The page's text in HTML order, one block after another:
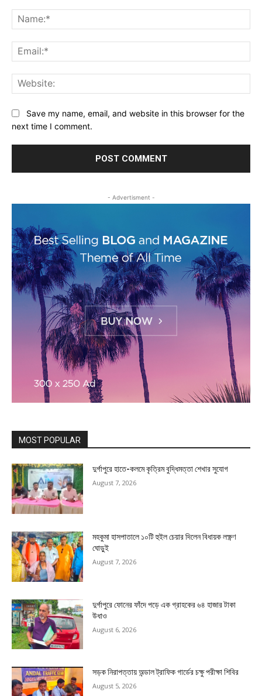
Save my name, email, and website in this browser for the
next time I comment.
- Advertisment -
MOST POPULAR
দুর্গাপুরে হাতে-কলমে কৃত্রিম বুদ্ধিমত্তা শেখার সুযোগ
August 7, 2026
মহকুমা হাসপাতালে ১০টি হুইল চেয়ার দিলেন বিধায়ক লক্ষ্ণণ
ঘোড়ুই
August 7, 2026
দুর্গাপুরে ফোনের ফাঁদে পড়ে এক গ্রাহকের ৬৪ হাজার টাকা
উধাও
August 6, 2026
সড়ক নিরাপত্তায় অন্ডাল ট্রাফিক গার্ডের চক্ষু পরীক্ষা শিবির
August 5, 2026